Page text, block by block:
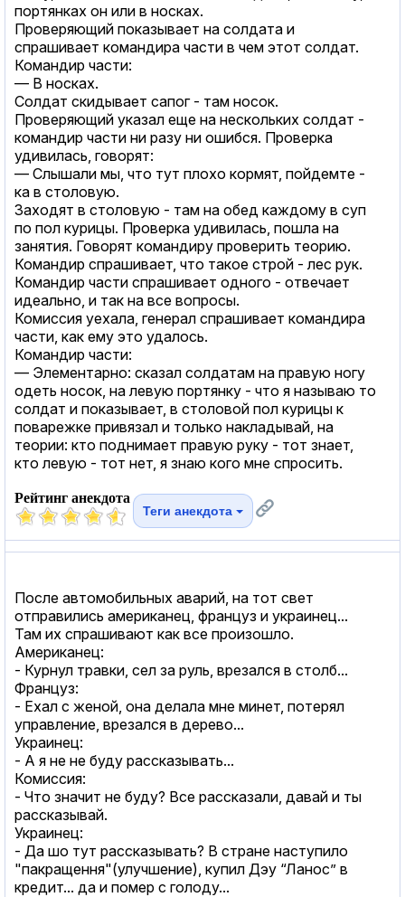
портянках он или в носках.
Проверяющий показывает на солдата и
спрашивает командира части в чем этот солдат.
Командир части:
— В носках.
Солдат скидывает сапог - там носок.
Проверяющий указал еще на нескольких солдат -
командир части ни разу ни ошибся. Проверка
удивилась, говорят:
— Слышали мы, что тут плохо кормят, пойдемте -
ка в столовую.
Заходят в столовую - там на обед каждому в суп
по пол курицы. Проверка удивилась, пошла на
занятия. Говорят командиру проверить теорию.
Командир спрашивает, что такое строй - лес рук.
Командир части спрашивает одного - отвечает
идеально, и так на все вопросы.
Комиссия уехала, генерал спрашивает командира
части, как ему это удалось.
Командир части:
— Элементарно: сказал солдатам на правую ногу
одеть носок, на левую портянку - что я называю то
солдат и показывает, в столовой пол курицы к
поварежке привязал и только накладывай, на
теории: кто поднимает правую руку - тот знает,
кто левую - тот нет, я знаю кого мне спросить.
Рейтинг анекдота
Теги анекдота
После автомобильных аварий, на тот свет
отправились американец, француз и украинец...
Там их спрашивают как все произошло.
Американец:
- Курнул травки, сел за руль, врезался в столб...
Француз:
- Ехал с женой, она делала мне минeт, потерял
управление, врезался в дерево...
Украинец:
- А я не не буду рассказывать...
Комиссия:
- Что значит не буду? Все рассказали, давай и ты
рассказывай.
Украинец:
- Да шо тут рассказывать? В стране наступило
"пакращення"(улучшение), купил Дэу “Ланос” в
кредит... да и помер с голоду...